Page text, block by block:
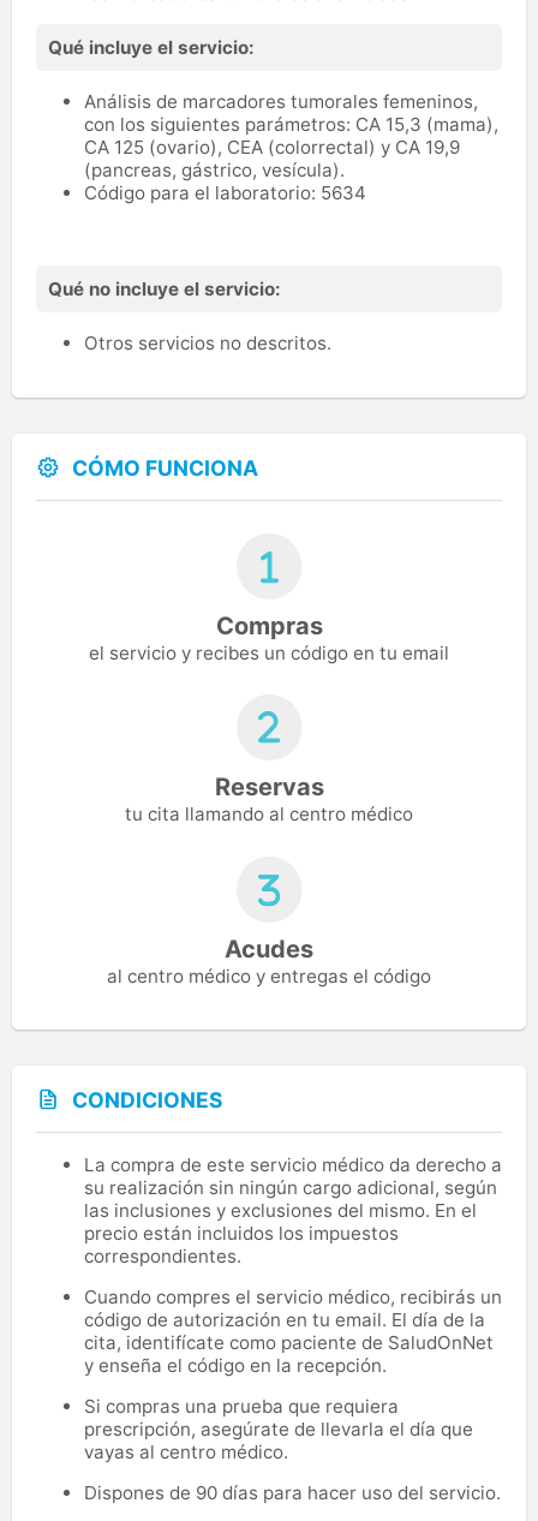
Qué incluye el servicio:
Análisis de marcadores tumorales femeninos,
con los siguientes parámetros: CA 15,3 (mama),
CA 125 (ovario), CEA (colorrectal) y CA 19,9
(pancreas, gástrico, vesícula).
Código para el laboratorio: 5634
Qué no incluye el servicio:
Otros servicios no descritos.
CÓMO FUNCIONA
Compras
el servicio y recibes un código en tu email
Reservas
tu cita llamando al centro médico
Acudes
al centro médico y entregas el código
CONDICIONES
La compra de este servicio médico da derecho a
su realización sin ningún cargo adicional, según
las inclusiones y exclusiones del mismo. En el
precio están incluidos los impuestos
correspondientes.
Cuando compres el servicio médico, recibirás un
código de autorización en tu email. El día de la
cita, identifícate como paciente de SaludOnNet
y enseña el código en la recepción.
Si compras una prueba que requiera
prescripción, asegúrate de llevarla el día que
vayas al centro médico.
Dispones de 90 días para hacer uso del servicio.